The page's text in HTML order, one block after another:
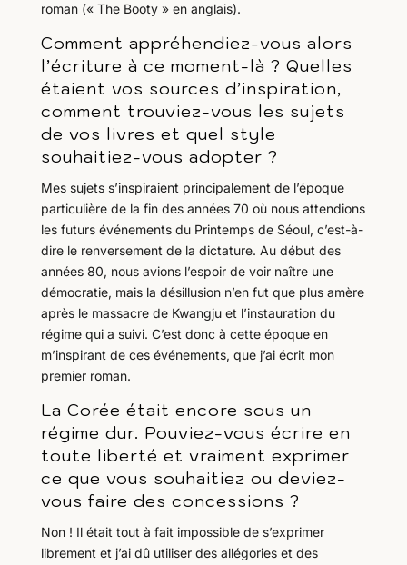
roman (« The Booty » en anglais).
Comment appréhendiez-vous alors
l’écriture à ce moment-là ? Quelles
étaient vos sources d’inspiration,
comment trouviez-vous les sujets
de vos livres et quel style
souhaitiez-vous adopter ?
Mes sujets s’inspiraient principalement de l’époque
particulière de la fin des années 70 où nous attendions
les futurs événements du Printemps de Séoul, c’est-à-
dire le renversement de la dictature. Au début des
années 80, nous avions l’espoir de voir naître une
démocratie, mais la désillusion n’en fut que plus amère
après le massacre de Kwangju et l’instauration du
régime qui a suivi. C’est donc à cette époque en
m’inspirant de ces événements, que j’ai écrit mon
premier roman.
La Corée était encore sous un
régime dur. Pouviez-vous écrire en
toute liberté et vraiment exprimer
ce que vous souhaitiez ou deviez-
vous faire des concessions ?
Non ! Il était tout à fait impossible de s’exprimer
librement et j’ai dû utiliser des allégories et des